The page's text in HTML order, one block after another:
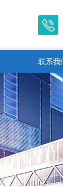
联系我